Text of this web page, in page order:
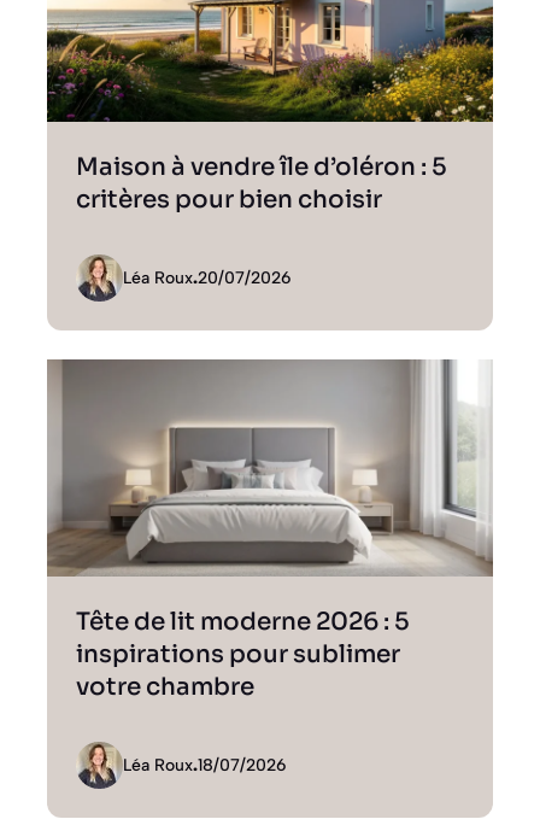
Maison à vendre île d’oléron : 5
critères pour bien choisir
Léa Roux.20/07/2026
Tête de lit moderne 2026 : 5
inspirations pour sublimer
votre chambre
Léa Roux.18/07/2026